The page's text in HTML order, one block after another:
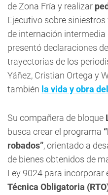
de Zona Fría y realizar
Ejecutivo sobre
de internación intermedia
presentó declaraciones
trayectorias de los
Yáñez, Cristian Ortega y
también la vida y obra
Su compañera de bloque
busca crear el programa
robados”, orientado a
de bienes obtenidos de
Ley 9024 para incorporar
Técnica Obligatoria